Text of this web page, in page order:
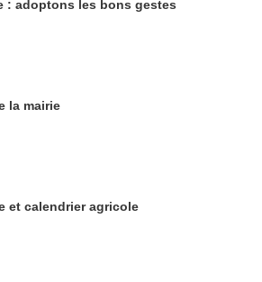
: adoptons les bons gestes
la mairie
et calendrier agricole